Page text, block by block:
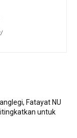
Fatayat NU
untuk